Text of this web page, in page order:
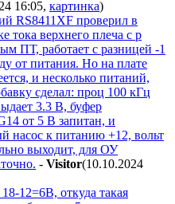
16:05, картинка)
RS8411XF проверил в
тока верхнего плеча с p
ПТ, работает с разницей -1
от питания. Но на плате
и несколько питаний,
сделал: проц 100 кГц
3.3 В, буфер
от 5 В запитан, и
насос к питанию +12, вольт
выходит, для ОУ
- Visitor(10.10.2024
12=6В, откуда такая